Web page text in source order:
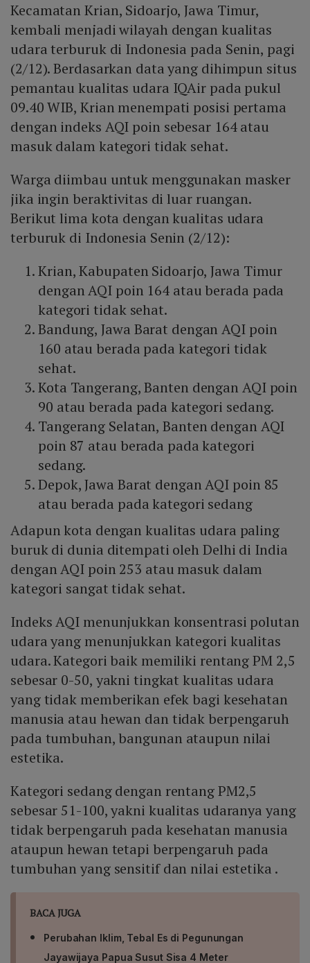
Kecamatan Krian, Sidoarjo, Jawa Timur,
kembali menjadi wilayah dengan kualitas
udara terburuk di Indonesia pada Senin, pagi
(2/12). Berdasarkan data yang dihimpun situs
pemantau kualitas udara IQAir pada pukul
09.40 WIB, Krian menempati posisi pertama
dengan indeks AQI poin sebesar 164 atau
masuk dalam kategori tidak sehat.
Warga diimbau untuk menggunakan masker
jika ingin beraktivitas di luar ruangan.
Berikut lima kota dengan kualitas udara
terburuk di Indonesia Senin (2/12):
Krian, Kabupaten Sidoarjo, Jawa Timur
dengan AQI poin 164 atau berada pada
kategori tidak sehat.
Bandung, Jawa Barat dengan AQI poin
160 atau berada pada kategori tidak
sehat.
Kota Tangerang, Banten dengan AQI poin
90 atau berada pada kategori sedang.
Tangerang Selatan, Banten dengan AQI
poin 87 atau berada pada kategori
sedang.
Depok, Jawa Barat dengan AQI poin 85
atau berada pada kategori sedang
Adapun kota dengan kualitas udara paling
buruk di dunia ditempati oleh Delhi di India
dengan AQI poin 253 atau masuk dalam
kategori sangat tidak sehat.
Indeks AQI menunjukkan konsentrasi polutan
udara yang menunjukkan kategori kualitas
udara. Kategori baik memiliki rentang PM 2,5
sebesar 0-50, yakni tingkat kualitas udara
yang tidak memberikan efek bagi kesehatan
manusia atau hewan dan tidak berpengaruh
pada tumbuhan, bangunan ataupun nilai
estetika.
Kategori sedang dengan rentang PM2,5
sebesar 51-100, yakni kualitas udaranya yang
tidak berpengaruh pada kesehatan manusia
ataupun hewan tetapi berpengaruh pada
tumbuhan yang sensitif dan nilai estetika .
BACA JUGA
Perubahan Iklim, Tebal Es di Pegunungan
Jayawijaya Papua Susut Sisa 4 Meter